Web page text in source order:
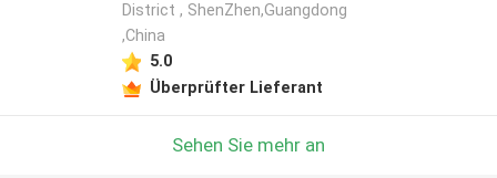
District , ShenZhen,Guangdong
,China
5.0
Überprüfter Lieferant
Sehen Sie mehr an